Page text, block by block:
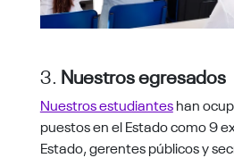
3. Nuestros egresados
Nuestros estudianteshan
puestos en el Estado como 9
Estado, gerentes públicos y